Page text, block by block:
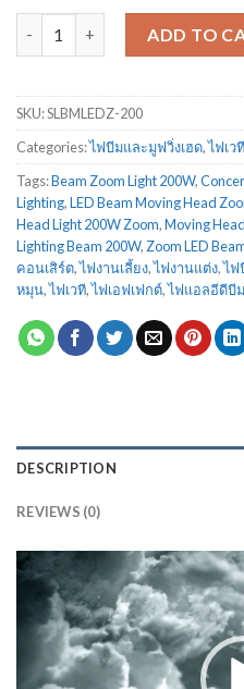
ADD TO
SKU:SLBMLEDZ-200
Categories:ไฟบีมและมูฟวิ่งเฮด,ไฟเวที
Tags:Beam Zoom Light 200W,
Lighting,LED Beam Moving Head
Head Light 200W Zoom,Moving
Lighting Beam 200W,Zoom LED
คอนเสิร์ต,ไฟงานเลี้ยง,ไฟงานแต่ง,ไฟ
หมุน,ไฟเวที,ไฟเอฟเฟกต์,ไฟแอลอีดีบี
DESCRIPTION
REVIEWS (0)
ตัว
วิดีโอ